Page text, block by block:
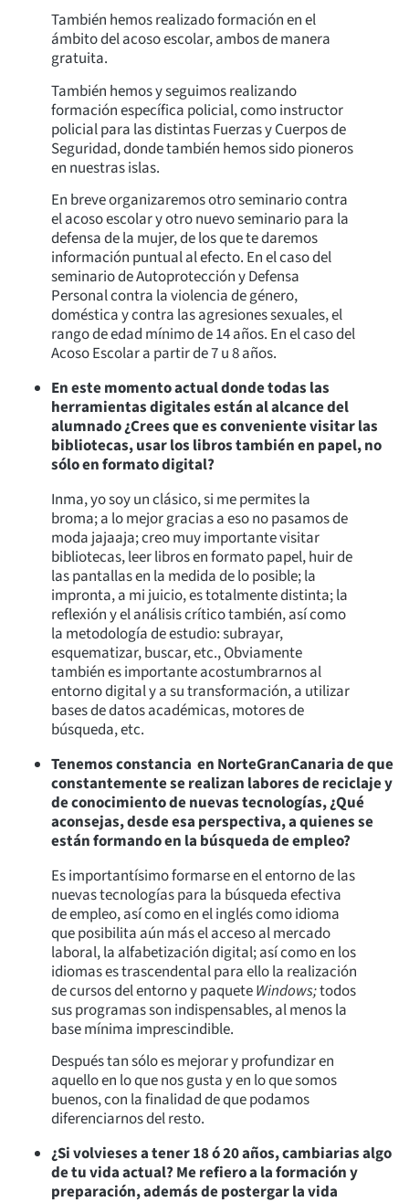
También hemos realizado formación en el
ámbito del acoso escolar, ambos de manera
gratuita.
También hemos y seguimos realizando
formación específica policial, como instructor
policial para las distintas Fuerzas y Cuerpos de
Seguridad, donde también hemos sido pioneros
en nuestras islas.
En breve organizaremos otro seminario contra
el acoso escolar y otro nuevo seminario para la
defensa de la mujer, de los que te daremos
información puntual al efecto. En el caso del
seminario de Autoprotección y Defensa
Personal contra la violencia de género,
doméstica y contra las agresiones sexuales, el
rango de edad mínimo de 14 años. En el caso del
Acoso Escolar a partir de 7 u 8 años.
En este momento actual donde todas las
herramientas digitales están al alcance del
alumnado ¿Crees que es conveniente visitar las
bibliotecas, usar los libros también en papel, no
sólo en formato digital?
Inma, yo soy un clásico, si me permites la
broma; a lo mejor gracias a eso no pasamos de
moda jajaaja; creo muy importante visitar
bibliotecas, leer libros en formato papel, huir de
las pantallas en la medida de lo posible; la
impronta, a mi juicio, es totalmente distinta; la
reflexión y el análisis crítico también, así como
la metodología de estudio: subrayar,
esquematizar, buscar, etc., Obviamente
también es importante acostumbrarnos al
entorno digital y a su transformación, a utilizar
bases de datos académicas, motores de
búsqueda, etc.
Tenemos constancia en NorteGranCanaria de que
constantemente se realizan labores de reciclaje y
de conocimiento de nuevas tecnologías, ¿Qué
aconsejas, desde esa perspectiva, a quienes se
están formando en la búsqueda de empleo?
Es importantísimo formarse en el entorno de las
nuevas tecnologías para la búsqueda efectiva
de empleo, así como en el inglés como idioma
que posibilita aún más el acceso al mercado
laboral, la alfabetización digital; así como en los
idiomas es trascendental para ello la realización
de cursos del entorno y paqueteWindows;todos
sus programas son indispensables, al menos la
base mínima imprescindible.
Después tan sólo es mejorar y profundizar en
aquello en lo que nos gusta y en lo que somos
buenos, con la finalidad de que podamos
diferenciarnos del resto.
¿Si volvieses a tener 18 ó 20 años, cambiarias algo
de tu vida actual? Me refiero a la formación y
preparación, además de postergar la vida